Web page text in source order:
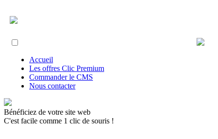
Accueil
Les offres Clic Premium
Commander le CMS
Nous contacter
Bénéficiez de votre site web
C'est facile comme 1 clic de souris !